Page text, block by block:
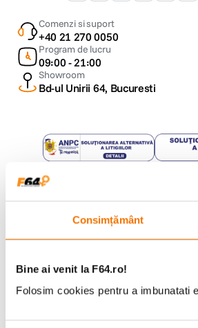
Consimțământ
Bine ai venit la F64.ro!
Folosim cookies pentru a imbunatati
Comenzi si suport
+40 21 270 0050
Program de lucru
09:00 - 21:00
Showroom
Bd-ul Unirii 64, Bucuresti